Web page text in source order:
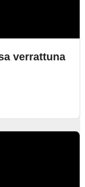
verrattuna